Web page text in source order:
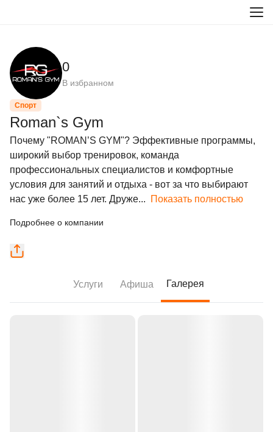
0
В избранном
Спорт
Roman`s Gym
Почему "ROMAN’S GYM"? Эффективные программы,
широкий выбор тренировок, команда
профессиональных специалистов и комфортные
условия для занятий и отдыха - вот за что выбирают
нас уже более 15 лет. Друже... Показать полностью
Подробнее о компании
Услуги Афиша Галерея